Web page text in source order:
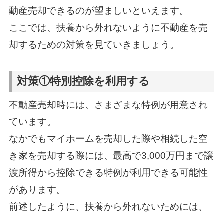
動産売却できるのが望ましいといえます。
ここでは、扶養から外れないように不動産を売
却するための対策を見ていきましょう。
対策①特別控除を利用する
不動産売却時には、さまざまな特例が用意され
ています。
なかでもマイホームを売却した際や相続した空
き家を売却する際には、最高で3,000万円まで譲
渡所得から控除できる特例が利用できる可能性
があります。
前述したように、扶養から外れないためには、